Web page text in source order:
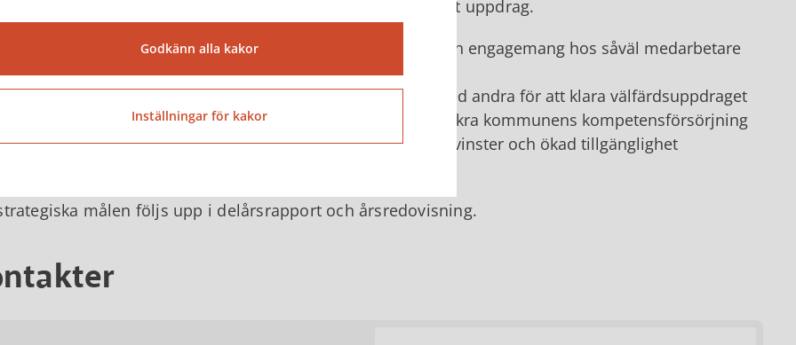
minska vår klimat- och miljöpåverkan när vi utför vårt uppdrag.
Aktiv tillitsbaserad dialog som främjar lärande, utveckling och engagemang hos såväl medarbetare
som invånare
Inspireras av goda exempel, bygga nätverk och samverka med andra för att klara välfärdsuppdraget
Dra nytta av vårt läge i en växande pendlingsregion för att säkra kommunens kompetensförsörjning
Nyttja digitaliseringens möjligheter för att skapa effektivitetsvinster och ökad tillgänglighet
målen följs upp i delårsrapport och årsredovisning.
Godkänn alla kakor
Inställningar för kakor